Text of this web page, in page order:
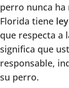
perro nunca ha
Florida tiene
que respecta a
significa que
responsable,
su perro.